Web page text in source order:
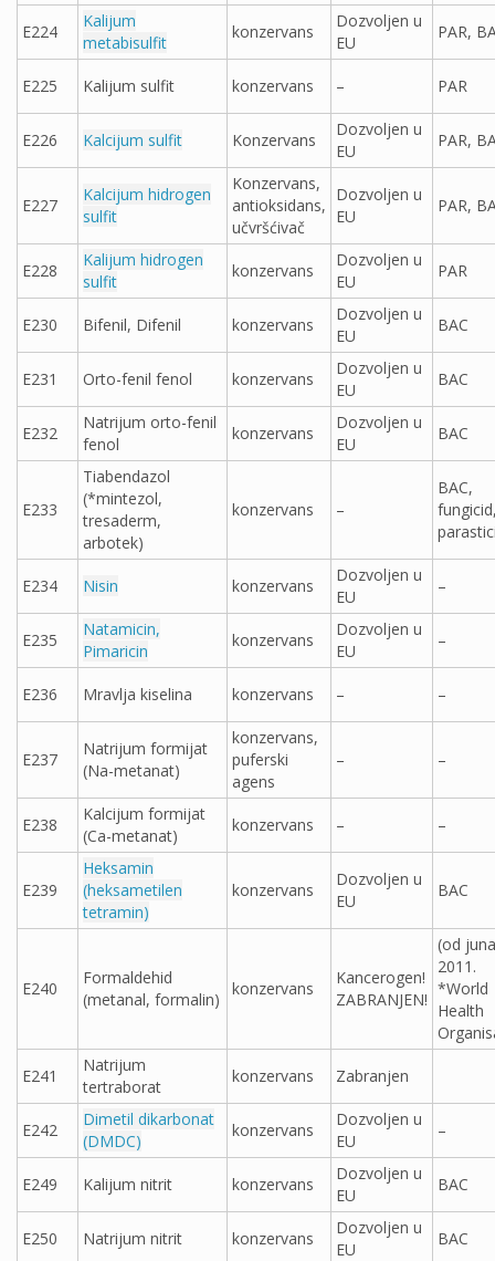
E224
Kalijum
metabisulfit
konzervans
Dozvoljen u
EU
PAR,
E225 Kalijum sulfit konzervans – PAR
E226 Kalcijum sulfit Konzervans
Dozvoljen u
EU
PAR,
E227
Kalcijum hidrogen
sulfit
Konzervans,
antioksidans,
učvršćivač
Dozvoljen u
EU
PAR,
E228
Kalijum hidrogen
sulfit
konzervans
Dozvoljen u
EU
PAR
E230 Bifenil, Difenil konzervans
Dozvoljen u
EU
BAC
E231 Orto-fenil fenol konzervans
Dozvoljen u
EU
BAC
E232
Natrijum orto-fenil
fenol
konzervans
Dozvoljen u
EU
BAC
E233
Tiabendazol
(*mintezol,
tresaderm,
arbotek)
konzervans –
BAC,
E234 Nisin konzervans
Dozvoljen u
EU
–
E235
Natamicin,
Pimaricin
konzervans
Dozvoljen u
EU
–
E236 Mravlja kiselina konzervans – –
E237
Natrijum formijat
(Na-metanat)
konzervans,
puferski
agens
– –
E238
Kalcijum formijat
(Ca-metanat)
konzervans – –
E239
Heksamin
(heksametilen
tetramin)
konzervans
Dozvoljen u
EU
BAC
E240
Formaldehid
(metanal, formalin)
konzervans
Kancerogen!
ZABRANJEN!
(od juna
2011.
*World
Health
E241
Natrijum
tertraborat
konzervans Zabranjen
E242
Dimetil dikarbonat
(DMDC)
konzervans
Dozvoljen u
EU
–
E249 Kalijum nitrit konzervans
Dozvoljen u
EU
BAC
E250 Natrijum nitrit konzervans
Dozvoljen u
EU
BAC